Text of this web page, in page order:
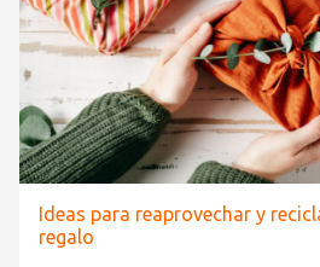
Ideas para reaprovechar y
regalo